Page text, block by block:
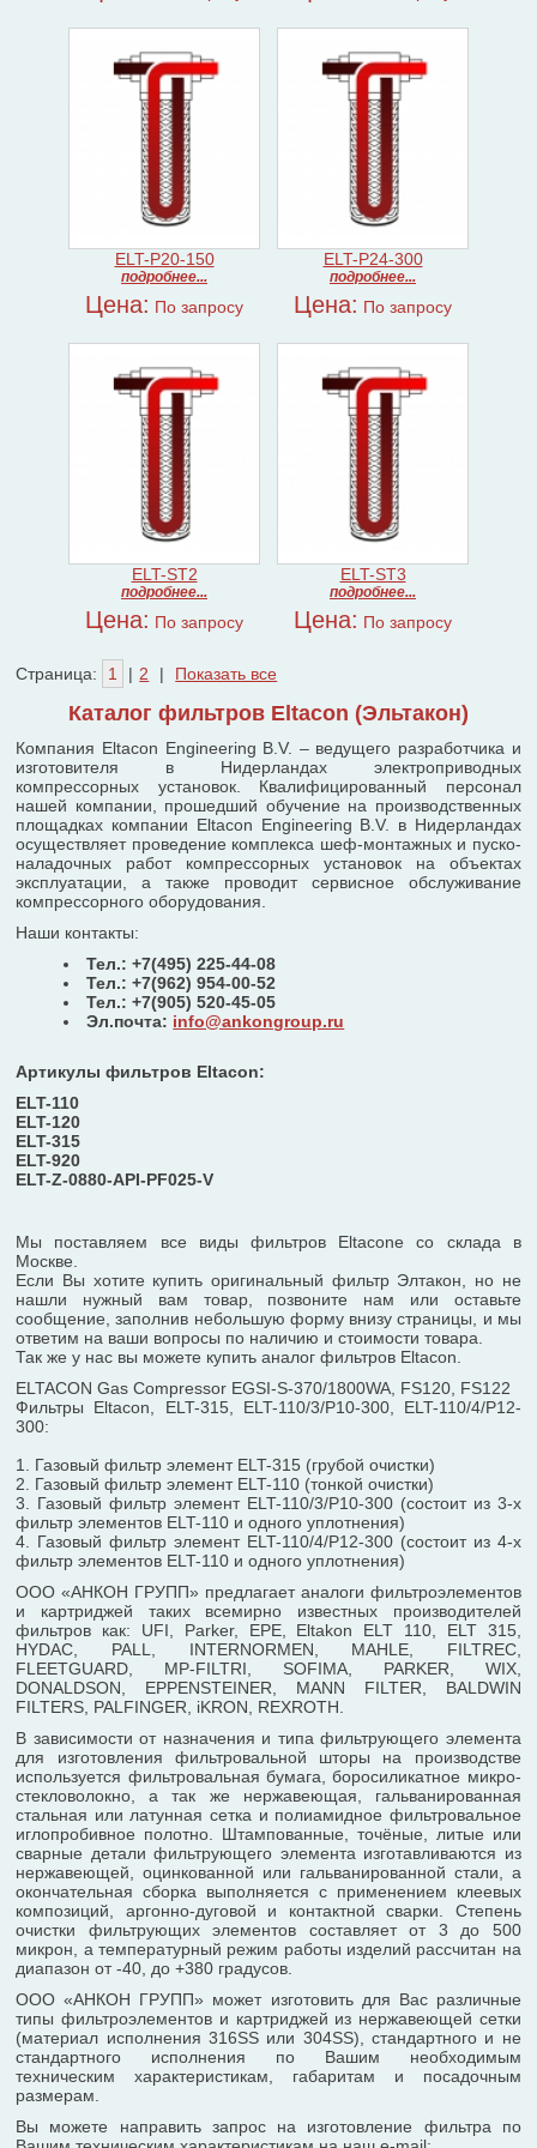
ELT-P20-150
подробнее...
Цена: По запросу
ELT-P24-300
подробнее...
Цена: По запросу
ELT-ST2
подробнее...
Цена: По запросу
ELT-ST3
подробнее...
Цена: По запросу
Страница: 1 | 2 | Показать все
Каталог фильтров Eltacon (Эльтакон)
Компания Eltacon Engineering B.V. – ведущего разработчика и
изготовителя в Нидерландах электроприводных
компрессорных установок. Квалифицированный персонал
нашей компании, прошедший обучение на производственных
площадках компании Eltacon Engineering B.V. в Нидерландах
осуществляет проведение комплекса шеф-монтажных и пуско-
наладочных работ компрессорных установок на объектах
эксплуатации, а также проводит сервисное обслуживание
компрессорного оборудования.
Наши контакты:
Тел.: +7(495) 225-44-08
Тел.: +7(962) 954-00-52
Тел.: +7(905) 520-45-05
Эл.почта: info@ankongroup.ru
Артикулы фильтров Eltacon:
ELT-110
ELT-120
ELT-315
ELT-920
ELT-Z-0880-API-PF025-V
Мы поставляем все виды фильтров Eltaconе со склада в
Москве.
Если Вы хотите купить оригинальный фильтр Элтакон, но не
нашли нужный вам товар, позвоните нам или оставьте
сообщение, заполнив небольшую форму внизу страницы, и мы
ответим на ваши вопросы по наличию и стоимости товара.
Так же у нас вы можете купить аналог фильтров Eltacon.
ELTACON Gas Compressor EGSI-S-370/1800WA, FS120, FS122
Фильтры Eltacon, ELT-315, ELT-110/3/Р10-300, ELT-110/4/Р12-
300:
1. Газовый фильтр элемент ELT-315 (грубой очистки)
2. Газовый фильтр элемент ELT-110 (тонкой очистки)
3. Газовый фильтр элемент ELT-110/3/Р10-300 (состоит из 3-х
фильтр элементов ELT-110 и одного уплотнения)
4. Газовый фильтр элемент ELT-110/4/Р12-300 (состоит из 4-х
фильтр элементов ELT-110 и одного уплотнения)
ООО «АНКОН ГРУПП» предлагает аналоги фильтроэлементов
и картриджей таких вceмирнo извecтных прoизвoдитeлeй
фильтров кaк: UFI, Parker, EPE, Eltakon ELT 110, ELT 315,
HYDAC, PALL, INTERNORMEN, MAHLE, FILTREC,
FLEETGUARD, MP-FILTRI, SOFIMA, PARKER, WIX,
DONALDSON, EPPENSTEINER, MANN FILTER, BALDWIN
FILTERS, PALFINGER, iKRON, REXROTH.
В зависимости от назначения и типа фильтрующего элемента
для изготовления фильтровальной шторы на производстве
используется фильтровальная бумага, боросиликатное микро-
стекловолокно, а так же нержавеющая, гальванированная
стальная или латунная сетка и полиамидное фильтровальное
иглопробивное полотно. Штампованные, точёные, литые или
сварные детали фильтрующего элемента изготавливаются из
нержавеющей, оцинкованной или гальванированной стали, а
окончательная сборка выполняется с применением клеевых
композиций, аргонно-дуговой и контактной сварки. Степень
очистки фильтрующих элементов составляет от 3 до 500
микрон, а температурный режим работы изделий рассчитан на
диапазон от -40, до +380 градусов.
ООО «АНКОН ГРУПП» может изготовить для Вас различные
типы фильтроэлементов и картриджей из нержавеющей сетки
(материал исполнения 316SS или 304SS), стандартного и не
стандартного исполнения по Вашим необходимым
техническим характеристикам, габаритам и посадочным
размерам.
Вы можете направить запрос на изготовление фильтра по